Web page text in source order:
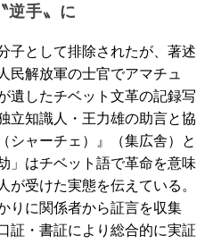
逆手〟に
子として排除されたが、著述
民解放軍の士官でアマチュ
遺したチベット文革の記録写
立知識人・王力雄の助言と協
シャーチェ）』（集広舎）と
」はチベット語で革命を意味
が受けた実態を伝えている。
りに関係者から証言を収集
証・書証により総合的に実証